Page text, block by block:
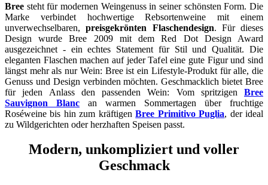
Bree steht für modernen Weingenuss in seiner schönsten Form. Die
Marke verbindet hochwertige Rebsortenweine mit einem
unverwechselbaren,preisgekrönten Flaschendesign. Für dieses
Design wurde Bree 2009 mit dem Red Dot Design Award
ausgezeichnet - ein echtes Statement für Stil und Qualität. Die
eleganten Flaschen machen auf jeder Tafel eine gute Figur und sind
längst mehr als nur Wein: Bree ist ein Lifestyle-Produkt für alle, die
Genuss und Design verbinden möchten. Geschmacklich bietet Bree
für jeden Anlass den passenden Wein: Vom spritzigen Bree
Sauvignon Blanc an warmen Sommertagen über fruchtige
Roséweine bis hin zum kräftigenBree Primitivo Puglia, der ideal
zu Wildgerichten oder herzhaften Speisen passt.
Modern, unkompliziert und voller
Geschmack